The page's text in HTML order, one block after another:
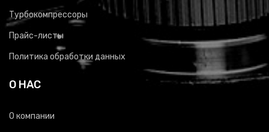
Турбокомпрессоры
Прайс-листы
Политика обработки данных
О НАС
О компании